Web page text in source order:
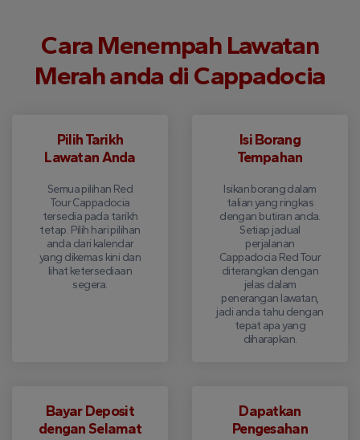
Cara Menempah Lawatan
Merah anda di Cappadocia
Pilih Tarikh
Lawatan Anda
Semua pilihan Red
Tour Cappadocia
tersedia pada tarikh
tetap. Pilih hari pilihan
anda dari kalendar
yang dikemas kini dan
lihat ketersediaan
segera.
Isi Borang
Tempahan
Isikan borang dalam
talian yang ringkas
dengan butiran anda.
Setiap jadual
perjalanan
Cappadocia Red Tour
diterangkan dengan
jelas dalam
penerangan lawatan,
jadi anda tahu dengan
tepat apa yang
diharapkan.
Bayar Deposit
dengan Selamat
Dapatkan
Pengesahan